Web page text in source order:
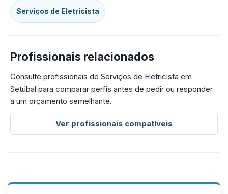
Serviços de Eletricista
Profissionais relacionados
Consulte profissionais de Serviços de Eletricista em
Setúbal para comparar perfis antes de pedir ou responder
a um orçamento semelhante.
Ver profissionais compatíveis